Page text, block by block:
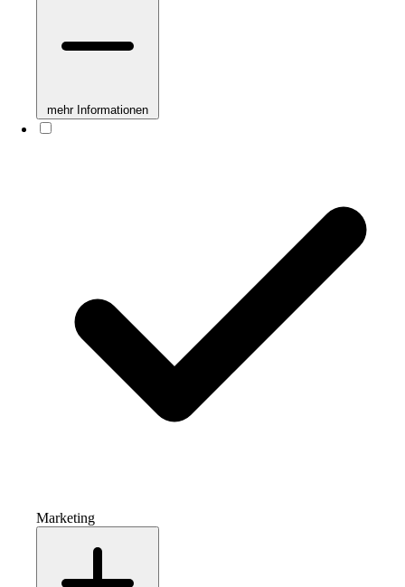
mehr Informationen
Marketing